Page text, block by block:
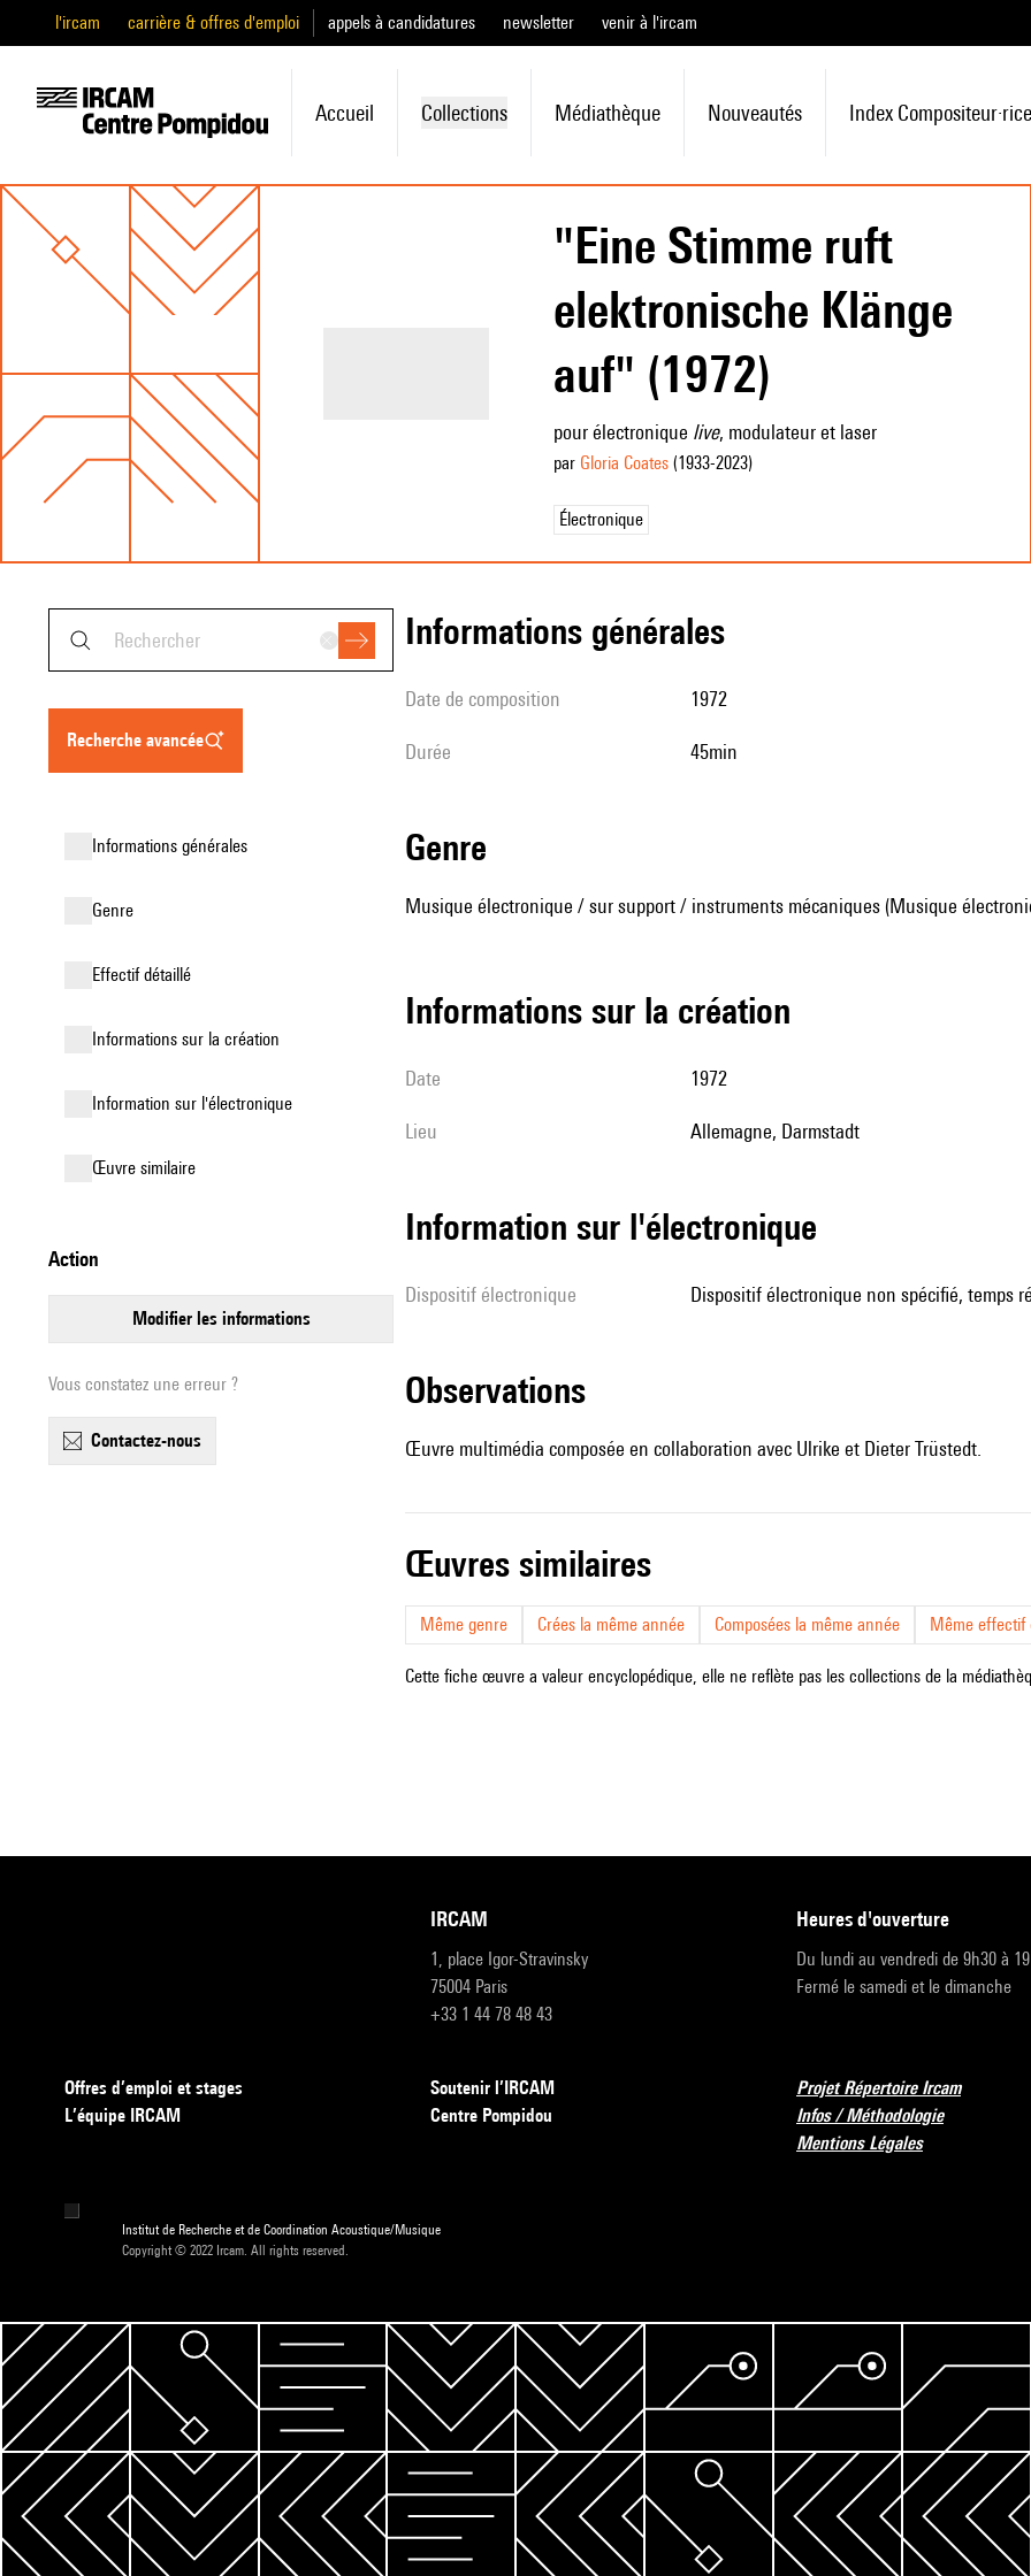
l'ircam carrière & offres d'emploi appels à candidatures newsletter venir à l'ircam
Accueil Collections Médiathèque Nouveautés Index Compositeur·rice
"Eine Stimme ruft
elektronische Klänge
auf" (1972)
pour électronique live, modulateur et laser
par Gloria Coates(1933-2023)
Électronique
recherche avancée
informations générales
genre
effectif détaillé
informations sur la création
Information sur l'électronique
œuvre similaire
action
modifier les informations
Vous constatez une erreur ?
contactez-nous
informations générales
date de composition 1972
durée 45min
genre
Musique électronique / sur support / instruments mécaniques (Musique
informations sur la création
date 1972
lieu Allemagne, Darmstadt
Information sur l'électronique
Dispositif électronique dispositif électronique non spécifié, temps
observations
Œuvre multimédia composée en collaboration avec Ulrike et Dieter Trüstedt.
œuvres similaires
Même genre Crées la même année Composées la même année Même effectif
Cette fiche œuvre a valeur encyclopédique, elle ne reflète pas les collections de la
IRCAM
1, place Igor-Stravinsky
75004 Paris
+33 1 44 78 48 43
heures d'ouverture
Du lundi au vendredi de 9h30 à
Fermé le samedi et le dimanche
Offres d’emploi et stages
L’équipe IRCAM
Soutenir l’IRCAM
Centre Pompidou
Projet Répertoire Ircam
Infos / Méthodologie
Mentions Légales
Institut de Recherche et de Coordination Acoustique/Musique
Copyright © 2022 Ircam. All rights reserved.